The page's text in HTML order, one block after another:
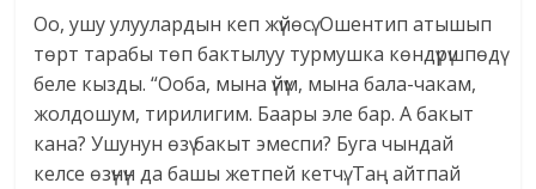
Оо, ушу улуулардын кеп жүйөсү. Ошентип атышып
төрт тарабы төп бактылуу турмушка көндүрүшпөдү
беле кызды. “Ооба, мына үйүм, мына бала-чакам,
жолдошум, тирилигим. Баары эле бар. А бакыт
кана? Ушунун өзү бакыт эмеспи? Буга чындай
келсе өзүнүн да башы жетпей кетчү. Таң айтпай